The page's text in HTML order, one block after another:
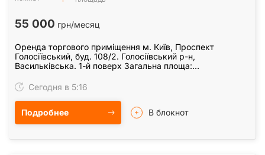
55 000 грн/месяц
Оренда торгового приміщення м. Київ, Проспект
Голосіївський, буд. 108/2. Голосіївський р-н,
Васильківська. 1-й поверх Загальна площа:
ремонтом, потужність…
Сегодня в 5:16
Подробнее В блокнот